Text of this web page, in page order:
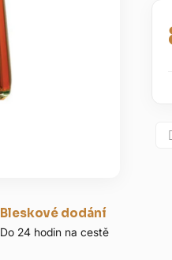
Bleskové dodání
Do 24 hodin na cestě